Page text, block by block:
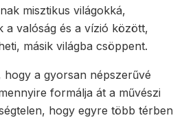
misztikus világokká,
a valóság és a vízió között,
másik világba csöppent.
hogy a gyorsan népszerűvé
formálja át a művészi
hogy egyre több térben